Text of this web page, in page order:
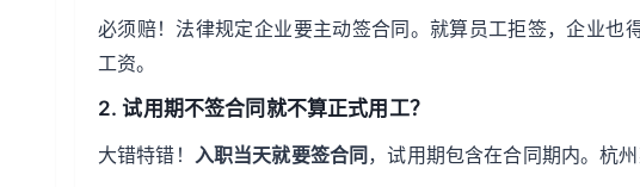
必须赔！法律规定企业要主动签合同。就算员工拒签，企业也
工资。
2.试用期不签合同就不算正式用工？
大错特错！
入职当天就要签合同，试用期包含在合同期内。杭